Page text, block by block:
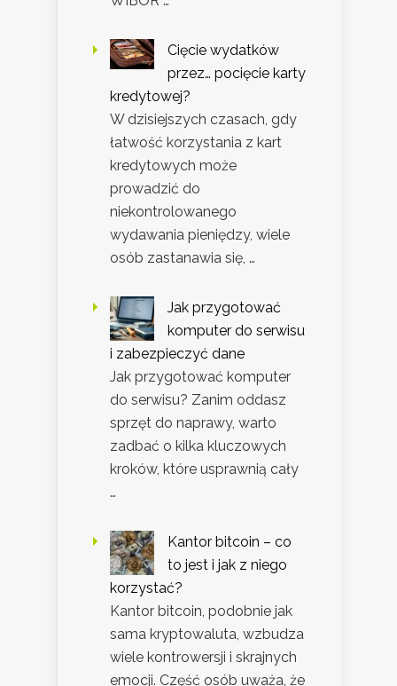
Cięcie wydatków
przez… pocięcie karty
kredytowej?
W dzisiejszych czasach, gdy
łatwość korzystania z kart
kredytowych może
prowadzić do
niekontrolowanego
wydawania pieniędzy, wiele
osób zastanawia się, …
Jak przygotować
komputer do serwisu
i zabezpieczyć dane
Jak przygotować komputer
do serwisu? Zanim oddasz
sprzęt do naprawy, warto
zadbać o kilka kluczowych
kroków, które usprawnią cały
…
Kantor bitcoin – co
to jest i jak z niego
korzystać?
Kantor bitcoin, podobnie jak
sama kryptowaluta, wzbudza
wiele kontrowersji i skrajnych
emocji. Część osób uważa, że